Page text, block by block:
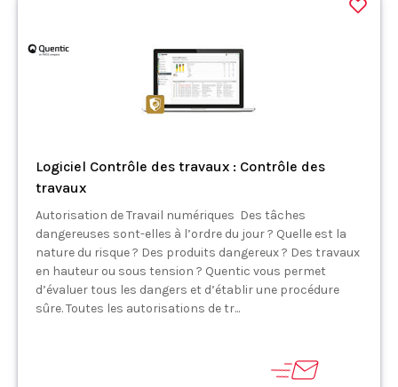
Logiciel Contrôle des travaux : Contrôle des
travaux
Autorisation de Travail numériques Des tâches
dangereuses sont-elles à l’ordre du jour ? Quelle est la
nature du risque ? Des produits dangereux ? Des travaux
en hauteur ou sous tension ? Quentic vous permet
d’évaluer tous les dangers et d’établir une procédure
sûre. Toutes les autorisations de tr...